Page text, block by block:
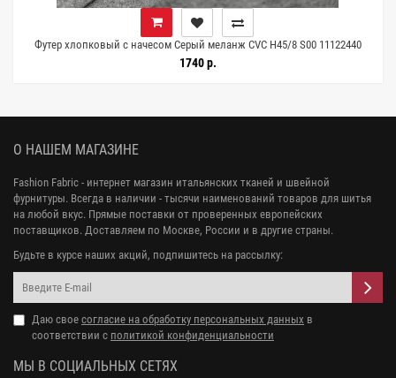
Футер хлопковый с начесом Серый меланж CVC Н45/8 S00 11122440
1740 р.
О НАШЕМ МАГАЗИНЕ
Fashion Fabric - интернет магазин итальянских тканей и швейной
фурнитуры. Всегда в наличии - тысячи наименований товаров для шитья
на любой вкус. Прямые поставки от проверенных европейских
поставщиков. Доставляем по Москве, России и в другие страны.
Будьте в курсе наших акций, подпишитесь на рассылку:
Даю свое согласие на обработку персональных данных в
соответствии с политикой конфиденциальности
МЫ В СОЦИАЛЬНЫХ СЕТЯХ